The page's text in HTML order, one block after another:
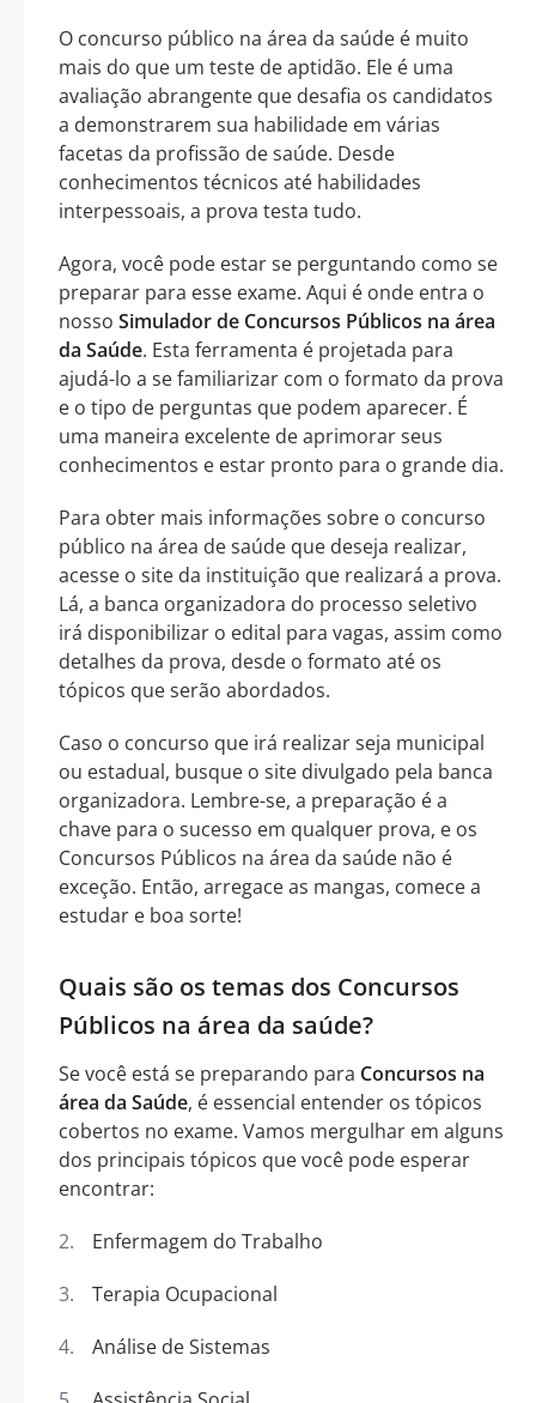
O concurso público na área da saúde é muito
mais do que um teste de aptidão. Ele é uma
avaliação abrangente que desafia os candidatos
a demonstrarem sua habilidade em várias
facetas da profissão de saúde. Desde
conhecimentos técnicos até habilidades
interpessoais, a prova testa tudo.
Agora, você pode estar se perguntando como se
preparar para esse exame. Aqui é onde entra o
nosso Simulador de Concursos Públicos na área
da Saúde. Esta ferramenta é projetada para
ajudá-lo a se familiarizar com o formato da prova
e o tipo de perguntas que podem aparecer. É
uma maneira excelente de aprimorar seus
conhecimentos e estar pronto para o grande dia.
Para obter mais informações sobre o concurso
público na área de saúde que deseja realizar,
acesse o site da instituição que realizará a prova.
Lá, a banca organizadora do processo seletivo
irá disponibilizar o edital para vagas, assim como
detalhes da prova, desde o formato até os
tópicos que serão abordados.
Caso o concurso que irá realizar seja municipal
ou estadual, busque o site divulgado pela banca
organizadora. Lembre-se, a preparação é a
chave para o sucesso em qualquer prova, e os
Concursos Públicos na área da saúde não é
exceção. Então, arregace as mangas, comece a
estudar e boa sorte!
Quais são os temas dos Concursos
Públicos na área da saúde?
Se você está se preparando para Concursos na
área da Saúde, é essencial entender os tópicos
cobertos no exame. Vamos mergulhar em alguns
dos principais tópicos que você pode esperar
encontrar:
Enfermagem do Trabalho
Terapia Ocupacional
Análise de Sistemas